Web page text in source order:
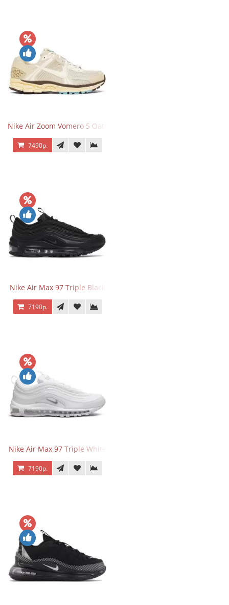
Nike Air Zoom Vomero 5 Oatmeal
7490р.
Nike Air Max 97 Triple Black
7190р.
Nike Air Max 97 Triple White
7190р.